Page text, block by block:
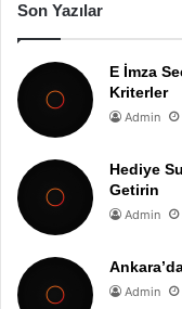
Son Yazılar
E İmza
Kriterler
Admin
Hediye
Getirin
Admin
Admin